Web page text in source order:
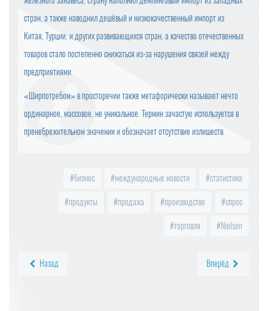
стран, а также наводнил дешёвый и низкокачественный импорт из
Китая, Турции, и других развивающихся стран, а качество отечественных
товаров стало постепенно снижаться из-за нарушения связей между
предприятиями.
«Ширпотребом» в просторечии также метафорически называют нечто
ординарное, массовое, не уникальное. Термин зачастую используется в
пренебрежительном значении и обозначает отсутствие излишеств.
бизнес международные новости статистика
продукты продажа производство спрос
торговля Nielsen
Назад Вперёд